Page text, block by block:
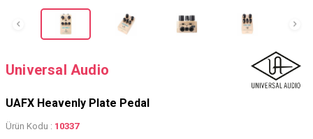
Universal Audio
UAFX Heavenly Plate Pedal
Ürün Kodu : 10337